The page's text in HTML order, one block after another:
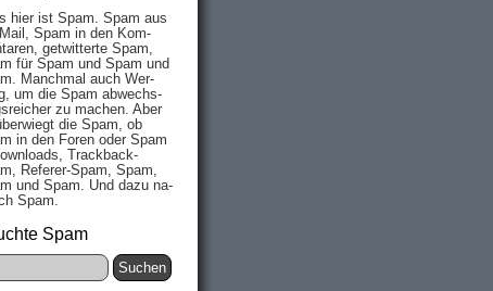
hier ist Spam. Spam aus
Spam in den Kom­
ge­twit­ter­te Spam,
für Spam und Spam und
Manch­mal auch Wer­
um die Spam ab­wechs­
zu mach­en. Aber
die Spam, ob
in den Fo­ren oder Spam
Track­back-
Re­fe­rer-Spam, Spam,
und Spam. Und da­zu na­
Spam.
Spam